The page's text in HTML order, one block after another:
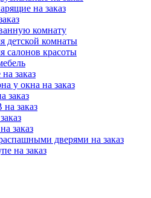
на заказ
комнату
детской комнаты
салонов красоты
заказ
у окна на заказ
заказ
заказ
заказ
дверями на заказ
на заказ